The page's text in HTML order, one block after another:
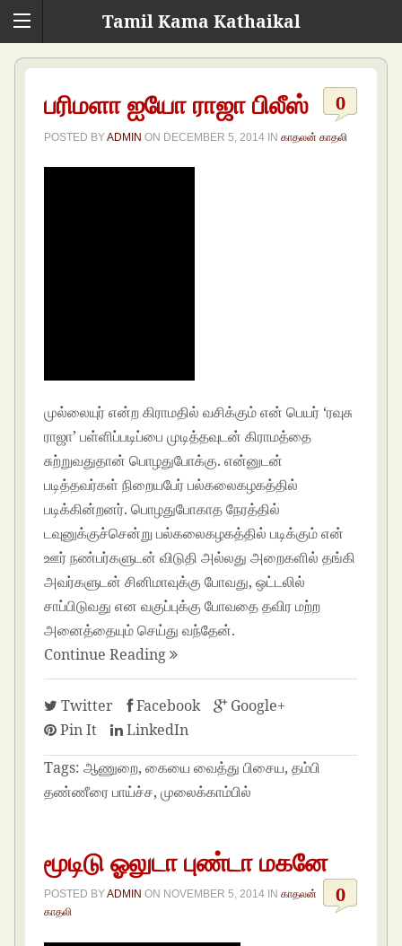
Tamil Kama Kathaikal
பரிமளா ஐயோ ராஜா பிலீஸ் 0
POSTED BYADMIN ON DECEMBER 5, 2014 INகாதலன் காதலி
முல்லையுர் என்ற கிராமதில் வசிக்கும் என் பெயர் ‘ரவுசு
ராஜா’ பள்ளிப்படிப்பை முடித்தவுடன் கிராமத்தை
சுற்றுவதுதான் பொழதுபோக்கு. என்னுடன்
படித்தவர்கள் நிறையபேர் பல்கலைகழகத்தில்
படிக்கின்றனர். பொழதுபோகாத நேரத்தில்
டவுனுக்குச்சென்று பல்கலைகழகத்தில் படிக்கும் என்
ஊர் நண்பர்களுடன் விடுதி அல்லது அறைகளில் தங்கி
அவர்களுடன் சினிமாவுக்கு போவது, ஒட்டலில்
சாப்பிடுவது என வகுப்புக்கு போவதை தவிர மற்ற
அனைத்தையும் செய்து வந்தேன்.
Continue Reading
Twitter Facebook
Google+
Pin It
LinkedIn
Tags: ஆணுறை, கையை வைத்து பிசைய, தம்பி
தண்ணீரை பாய்ச்ச, முலைக்காம்பில்
மூடிடு ஓலுடா புண்டா மகனே
0
POSTED BYADMIN ON NOVEMBER 5, 2014 INகாதலன்
காதலி